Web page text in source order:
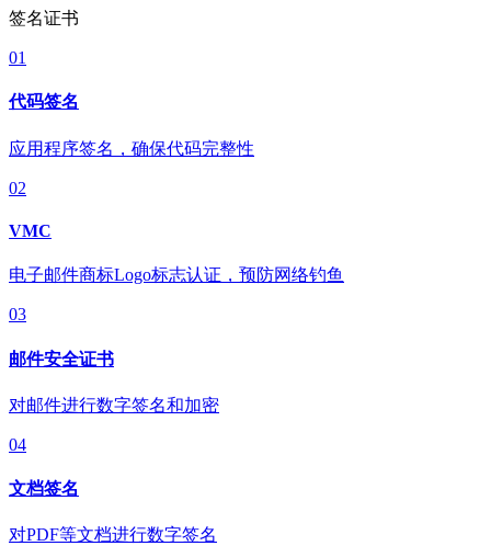
签名证书
01
代码签名
应用程序签名，确保代码完整性
02
VMC
电子邮件商标Logo标志认证，预防网络钓鱼
03
邮件安全证书
对邮件进行数字签名和加密
04
文档签名
对PDF等文档进行数字签名